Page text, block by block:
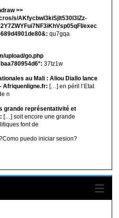
>>
s/AKfycbwl3kiSjlt530I3lZz-
exec
qu7gqa
upload/go.php
37tz1w
au Mali : Aliou Diallo lance
Afriquenligne.fr: […] en péril l’Etat
n
grande représentativité et
[…] soit encore une grande
font de
puedo iniciar sesion?